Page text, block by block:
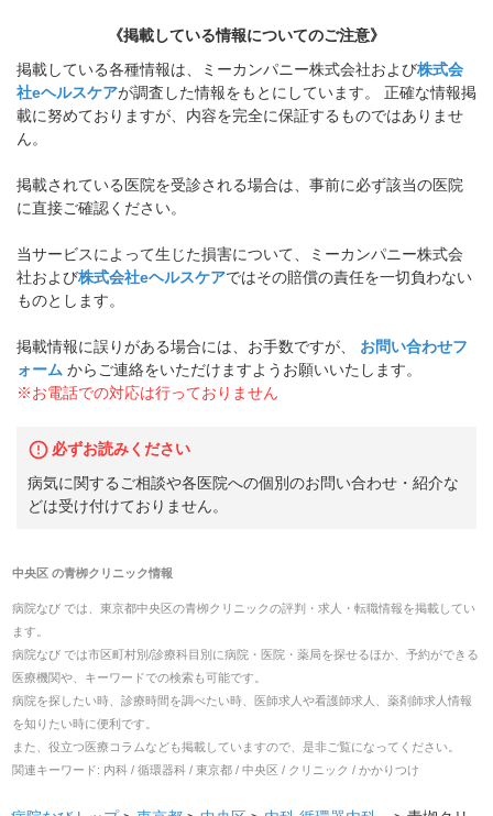
《掲載している情報についてのご注意》
掲載している各種情報は、ミーカンパニー株式会社および株式会
社eヘルスケアが調査した情報をもとにしています。 正確な情報掲
載に努めておりますが、内容を完全に保証するものではありませ
ん。
掲載されている医院を受診される場合は、事前に必ず該当の医院
に直接ご確認ください。
当サービスによって生じた損害について、ミーカンパニー株式会
社および株式会社eヘルスケアではその賠償の責任を一切負わない
ものとします。
掲載情報に誤りがある場合には、お手数ですが、
お問い合わせフ
ォーム からご連絡をいただけますようお願いいたします。
※お電話での対応は行っておりません
必ずお読みください
病気に関するご相談や各医院への個別のお問い合わせ・紹介な
どは受け付けておりません。
中央区 の青栁クリニック情報
病院なび では、 東京都中央区の青栁クリニックの評判・求人・転職情報を掲載してい
ます。
病院なび では市区町村別/診療科目別に病院・医院・薬局を探せるほか、予約ができる
医療機関や、キーワードでの検索も可能です。
病院を探したい時、診療時間を調べたい時、医師求人や看護師求人、薬剤師求人情報
を知りたい時に便利です。
また、役立つ医療コラムなども掲載していますので、是非ご覧になってください。
関連キーワード: 内科 / 循環器科 / 東京都 / 中央区 / クリニック / かかりつけ